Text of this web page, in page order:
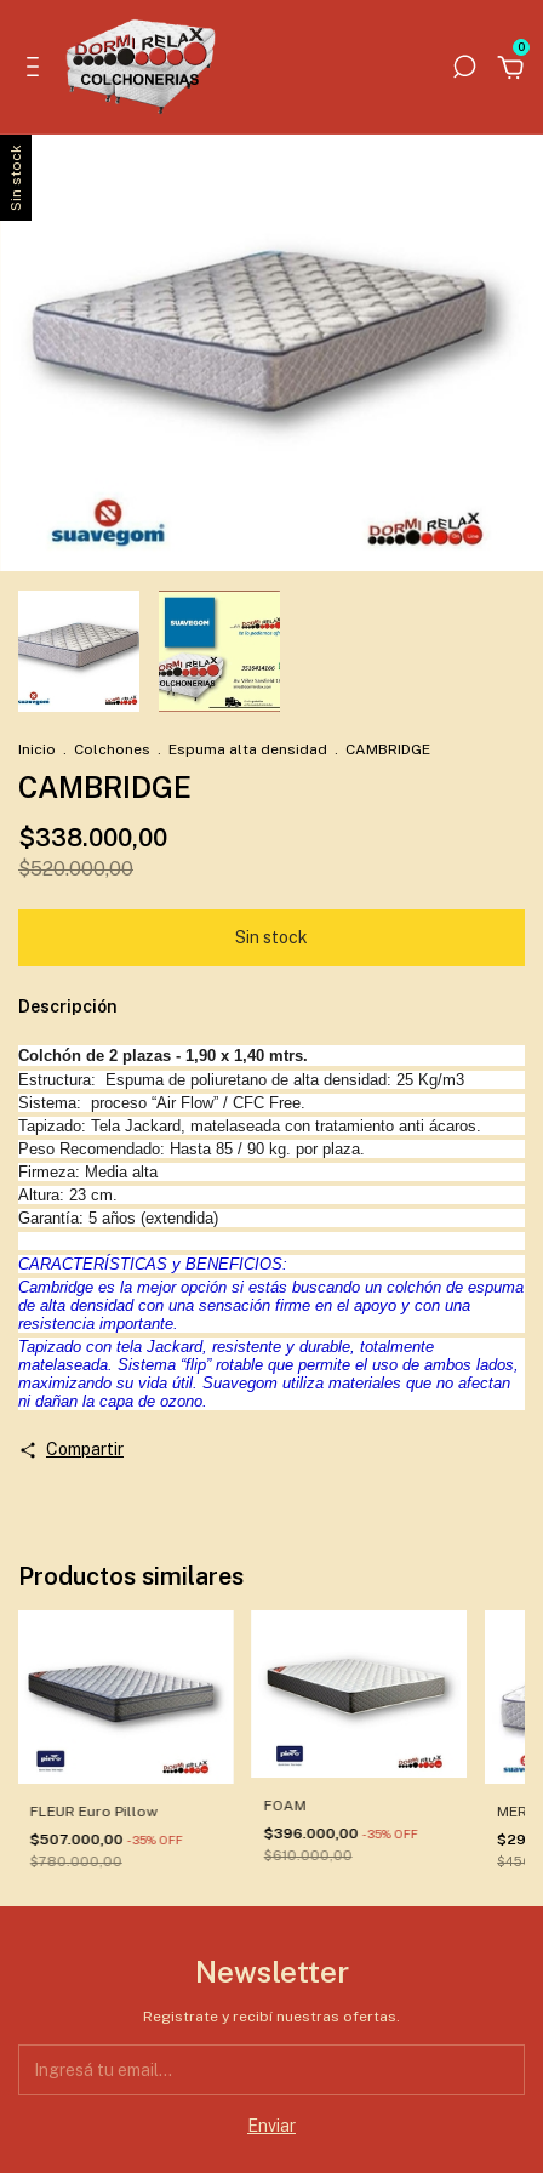
0
Sin stock
Inicio . Colchones . Espuma alta densidad . CAMBRIDGE
CAMBRIDGE
$338.000,00
$520.000,00
Descripción
Colchón de 2 plazas - 1,90 x 1,40 mtrs.
Estructura:
Espuma de poliuretano de alta densidad: 25 Kg/m3
Sistema: proceso “Air Flow” / CFC Free.
Tapizado: Tela Jackard, matelaseada con tratamiento anti ácaros.
Peso Recomendado: Hasta 85 / 90 kg. por plaza.
Firmeza: Media alta
Altura: 23 cm.
Garantía: 5 años (extendida)
CARACTERÍSTICAS y BENEFICIOS:
Cambridge es la mejor opción si estás buscando un colchón de espuma
de alta densidad con una sensación firme en el apoyo y con una
resistencia importante.
Tapizado con tela Jackard, resistente y durable, totalmente
matelaseada. Sistema “flip” rotable que permite el uso de ambos lados,
maximizando su vida útil. Suavegom utiliza materiales que no afectan
ni dañan la capa de ozono.
Compartir
Productos similares
FLEUR Euro Pillow
$507.000,00 -35%OFF
$780.000,00
FOAM
$396.000,00 -35%OFF
$610.000,00
MERIT
Newsletter
Registrate y recibí nuestras ofertas.